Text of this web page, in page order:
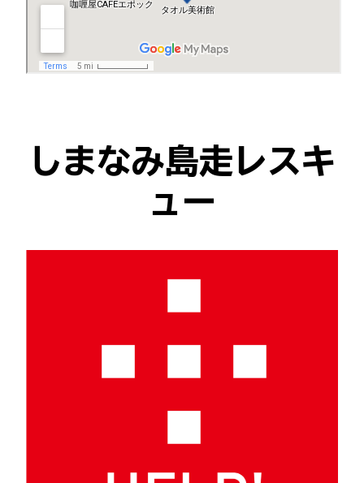
しまなみ島走レスキ
ュー